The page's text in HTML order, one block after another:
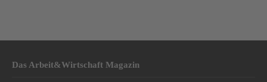
Das Arbeit&Wirtschaft Magazin